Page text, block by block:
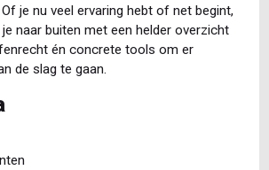
je nu veel ervaring hebt of net begint,
naar buiten met een helder overzicht
én concrete tools om er
de slag te gaan.